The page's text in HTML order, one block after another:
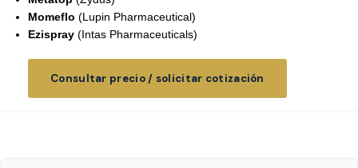
Momeflo (Lupin Pharmaceutical)
Ezispray (Intas Pharmaceuticals)
Consultar precio / solicitar cotización